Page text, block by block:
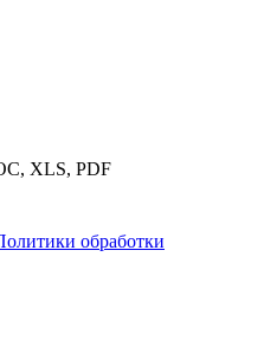
XLS, PDF
обработки